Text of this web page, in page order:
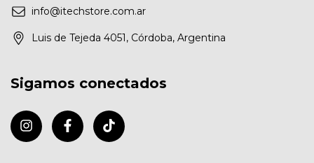
info@itechstore.com.ar
Luis de Tejeda 4051, Córdoba, Argentina
Sigamos conectados